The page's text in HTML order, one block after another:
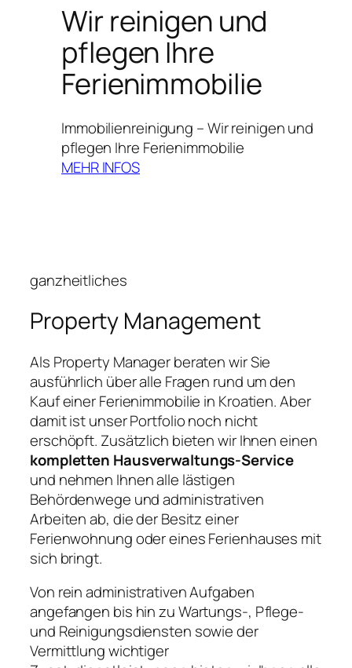
Wir reinigen und
pflegen Ihre
Ferienimmobilie
Immobilienreinigung – Wir reinigen und
pflegen Ihre Ferienimmobilie
MEHR INFOS
ganzheitliches
Property Management
Als Property Manager beraten wir Sie
ausführlich über alle Fragen rund um den
Kauf einer Ferienimmobilie in Kroatien. Aber
damit ist unser Portfolio noch nicht
erschöpft. Zusätzlich bieten wir Ihnen einen
kompletten Hausverwaltungs-Service
und nehmen Ihnen alle lästigen
Behördenwege und administrativen
Arbeiten ab, die der Besitz einer
Ferienwohnung oder eines Ferienhauses mit
sich bringt.
Von rein administrativen Aufgaben
angefangen bis hin zu Wartungs-, Pflege-
und Reinigungsdiensten sowie der
Vermittlung wichtiger